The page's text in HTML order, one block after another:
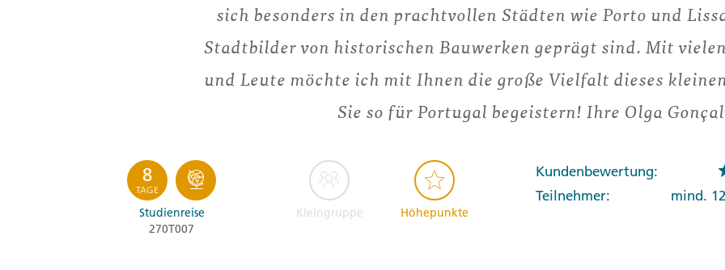
sich besonders in den prachtvollen Städten wie Porto und
Stadtbilder von historischen Bauwerken geprägt sind. Mit
und Leute möchte ich mit Ihnen die große Vielfalt dieses
Sie so für Portugal begeistern! Ihre Olga
8
TAGE
Studienreise
270T007
Kleingruppe Höhepunkte
Kundenbewertung:
Teilnehmer:
mind. 12